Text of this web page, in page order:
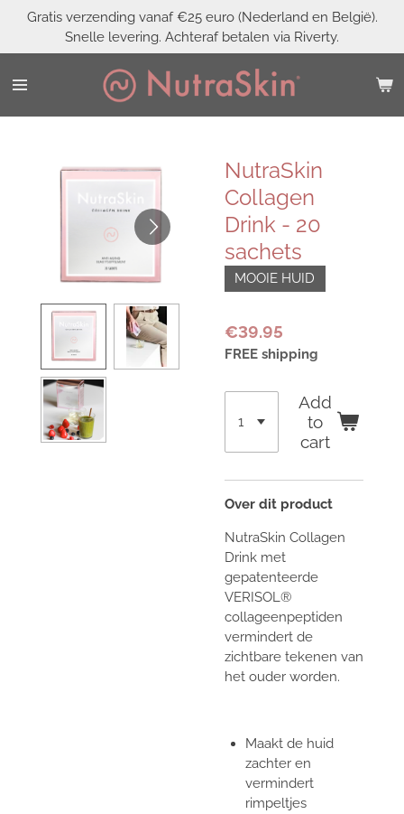
Skip
main
content
Gratis verzending vanaf €25 euro (Nederland en België).
Snelle levering. Achteraf betalen via Riverty.
NutraSkin
Collagen
Drink - 20
sachets
MOOIE HUID
€39.95
FREE shipping
Add
to
cart
Over dit product
NutraSkin Collagen
Drink met
gepatenteerde
VERISOL®
collageenpeptiden
vermindert de
zichtbare tekenen van
het ouder worden.
Maakt de huid
zachter en
vermindert
rimpeltjes